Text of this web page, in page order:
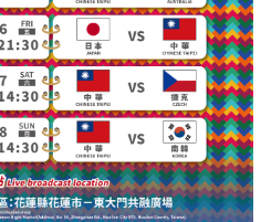
台東縣
關山鎮
苗栗縣
其他地區
新竹市